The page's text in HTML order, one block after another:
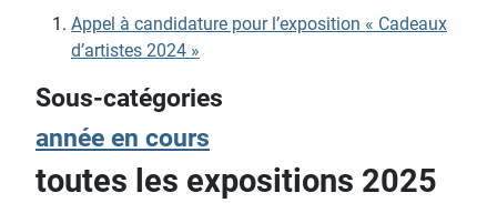
Appel à candidature pour l’exposition « Cadeaux
d’artistes 2024 »
Sous-catégories
année en cours
toutes les expositions 2025